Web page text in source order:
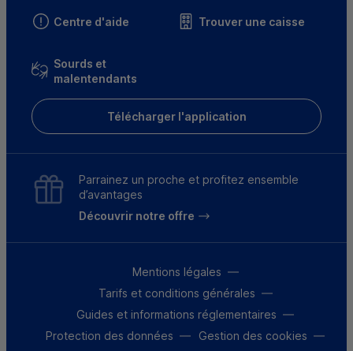
Centre d'aide Trouver une caisse
Sourds et
malentendants
Télécharger l'application
Parrainez un proche et profitez ensemble
d’avantages
Découvrir notre offre
Mentions légales
Tarifs et conditions générales
Guides et informations réglementaires
Protection des données
Gestion des cookies